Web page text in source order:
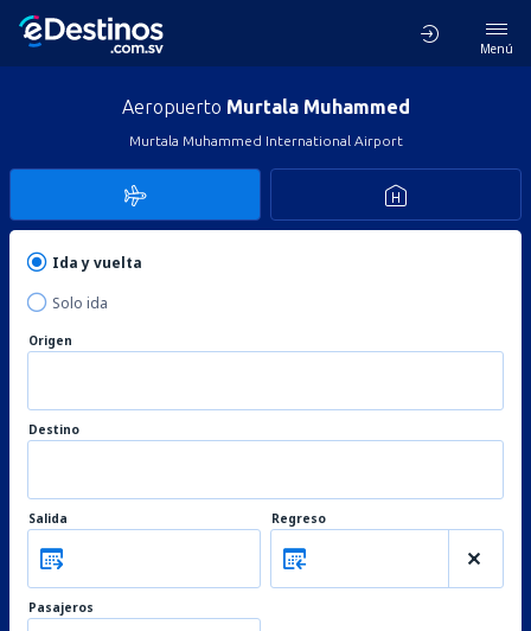
Menú
Aeropuerto Murtala Muhammed
Murtala Muhammed International Airport
Ida y vuelta
Solo ida
Origen
Destino
Salida Regreso
Pasajeros